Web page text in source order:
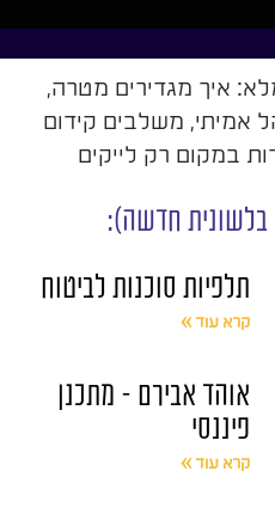
איך מגדירים מטרה,
אמיתי, משלבים קידום
במקום רק לייקים
בלשונית חדשה):
תלפיות סוכנות לביטוח
קרא עוד »
אוהד אבירם – מתכנן
פיננסי
קרא עוד »